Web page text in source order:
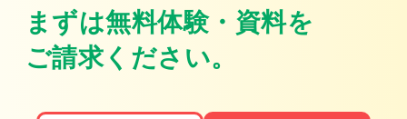
まずは無料体験・資料を
ご請求ください。